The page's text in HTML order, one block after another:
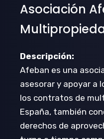
Asociación
Descripción:
Afeban es una
asesorar y apoyar a
los contratos de
España, también
derechos de